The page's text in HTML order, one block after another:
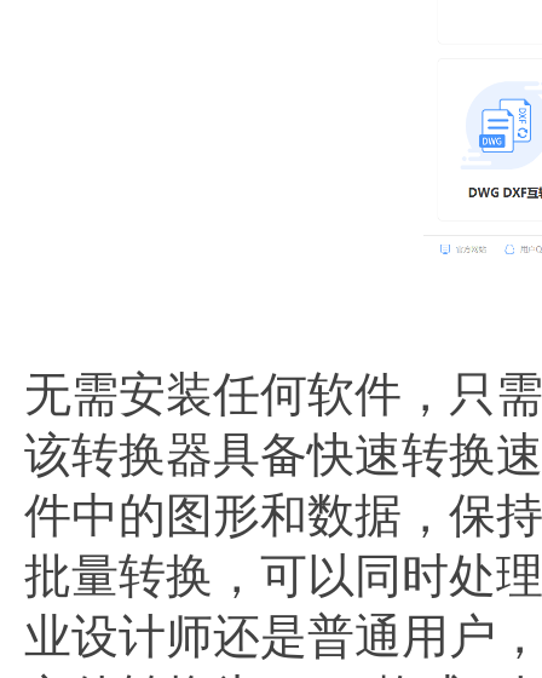
无需安装任何软件，只
该转换器具备快速转换
件中的图形和数据，保
批量转换，可以同时处
业设计师还是普通用户